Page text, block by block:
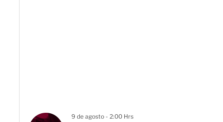
9 de agosto - 2:00 Hrs